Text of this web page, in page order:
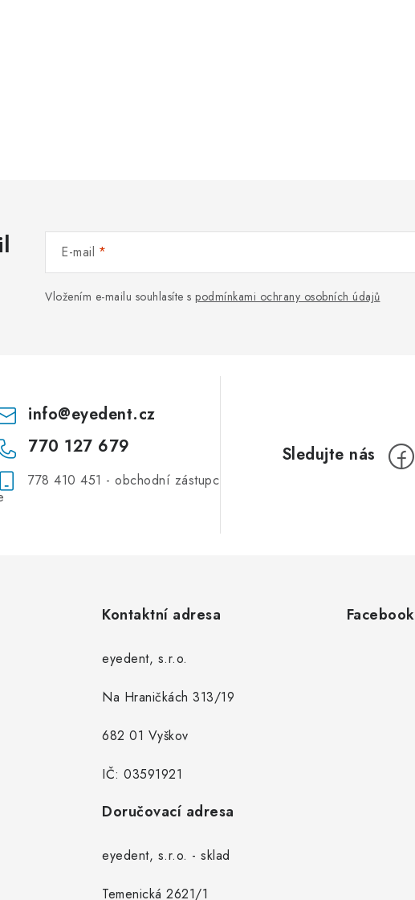
E-mail
Vložením e-mailu souhlasíte s podmínkami ochrany osobních údajů
info@eyedent.cz
770 127 679
778 410 451 - obchodní zástupc
Kontaktní adresa
eyedent, s.r.o.
Na Hraničkách 313/19
682 01 Vyškov
IČ: 03591921
Doručovací adresa
eyedent, s.r.o. - sklad
Temenická 2621/1
Facebook